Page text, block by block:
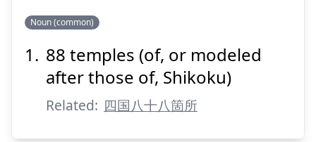
Noun (common)
88 temples (of, or modeled
after those of, Shikoku)
Related: 四国八十八箇所